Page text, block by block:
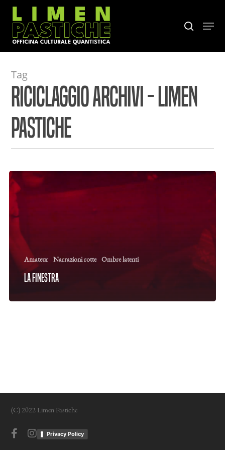
Skip
main
content
search
Menu
Tag
Riciclaggio Archivi - Limen
Pastiche
Amateur Narrazioni rotte Ombre latenti
La finestra
(C) 2022 Limen Pastiche
Privacy Policy
facebookinstagram